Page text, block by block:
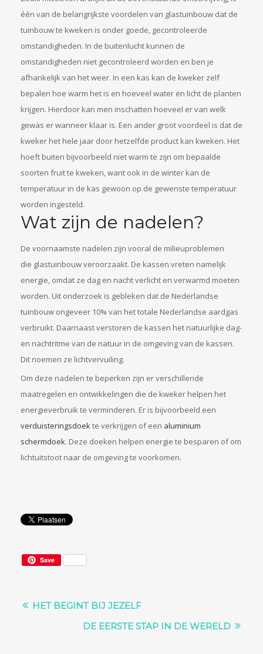
één van de belangrijkste voordelen van glastuinbouw dat de
tuinbouw te kweken is onder goede, gecontroleerde
omstandigheden. In de buitenlucht kunnen de
omstandigheden niet gecontroleerd worden en ben je
afhankelijk van het weer. In een kas kan de kweker zelf
bepalen hoe warm het is en hoeveel water en licht de planten
krijgen. Hierdoor kan men inschatten hoeveel er van welk
gewas er wanneer klaar is. Een ander groot voordeel is dat de
kweker het hele jaar door hetzelfde product kan kweken. Het
hoeft buiten bijvoorbeeld niet warm te zijn om bepaalde
soorten fruit te kweken, want ook in de winter kan de
temperatuur in de kas gewoon op de gewenste temperatuur
worden ingesteld.
Wat zijn de nadelen?
De voornaamste nadelen zijn vooral de milieuproblemen
die glastuinbouw veroorzaakt. De kassen vreten namelijk
energie, omdat ze dag en nacht verlicht en verwarmd moeten
worden. Uit onderzoek is gebleken dat de Nederlandse
tuinbouw ongeveer 10% van het totale Nederlandse aardgas
verbruikt. Daarnaast verstoren de kassen het natuurlijke dag-
en nachtritme van de natuur in de omgeving van de kassen.
Dit noemen ze lichtvervuiling.
Om deze nadelen te beperken zijn er verschillende
maatregelen en ontwikkelingen die de kweker helpen het
energieverbruik te verminderen. Er is bijvoorbeeld een
verduisteringsdoekte verkrijgen of een aluminium
schermdoek. Deze doeken helpen energie te besparen of om
lichtuitstoot naar de omgeving te voorkomen.
Save
HET BEGINT BIJ JEZELF
DE EERSTE STAP IN DE WERELD